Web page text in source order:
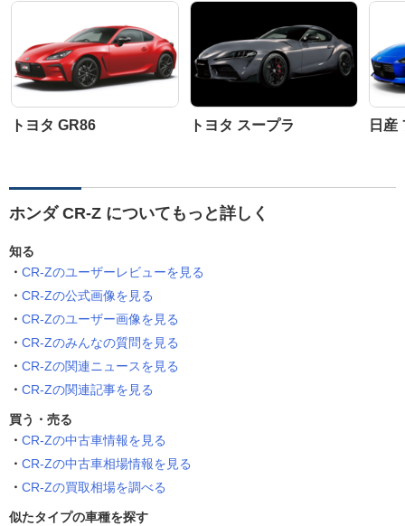
トヨタ GR86 トヨタ スープラ 日産
ホンダ CR-Z についてもっと詳しく
知る
CR-Zのユーザーレビューを見る
CR-Zの公式画像を見る
CR-Zのユーザー画像を見る
CR-Zのみんなの質問を見る
CR-Zの関連ニュースを見る
CR-Zの関連記事を見る
買う・売る
CR-Zの中古車情報を見る
CR-Zの中古車相場情報を見る
CR-Zの買取相場を調べる
似たタイプの車種を探す